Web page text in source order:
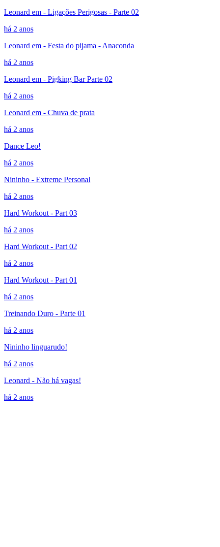
Leonard em - Ligações Perigosas - Parte 02
há 2 anos
Leonard em - Festa do pijama - Anaconda
há 2 anos
Leonard em - Pigking Bar Parte 02
há 2 anos
Leonard em - Chuva de prata
há 2 anos
Dance Leo!
há 2 anos
Nininho - Extreme Personal
há 2 anos
Hard Workout - Part 03
há 2 anos
Hard Workout - Part 02
há 2 anos
Hard Workout - Part 01
há 2 anos
Treinando Duro - Parte 01
há 2 anos
Nininho linguarudo!
há 2 anos
Leonard - Não há vagas!
há 2 anos